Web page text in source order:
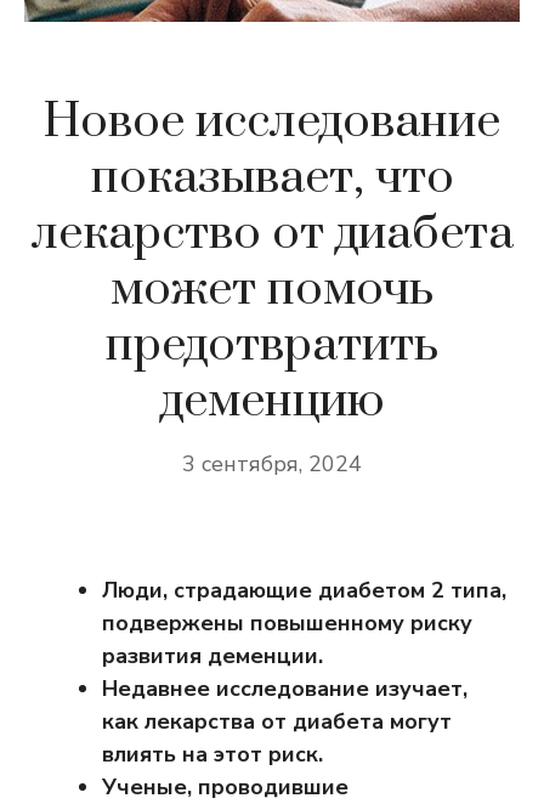
Новое исследование
показывает, что
лекарство от диабета
может помочь
предотвратить
деменцию
3 сентября, 2024
Люди, страдающие диабетом 2 типа,
подвержены повышенному риску
развития деменции.
Недавнее исследование изучает,
как лекарства от диабета могут
влиять на этот риск.
Ученые, проводившие